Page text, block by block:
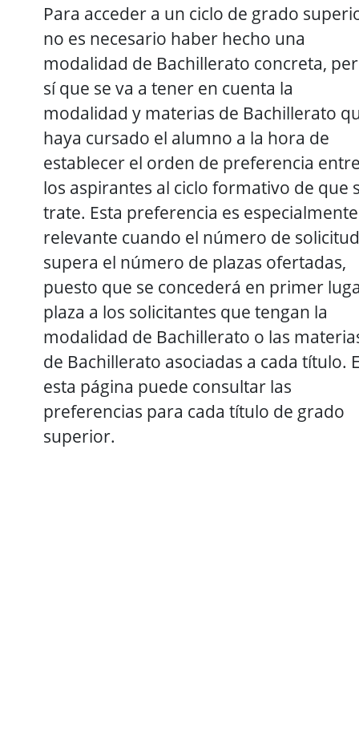
Para acceder a un ciclo de grado
no es necesario haber hecho una
modalidad de Bachillerato concreta,
sí que se va a tener en cuenta la
modalidad y materias de Bachillerato
haya cursado el alumno a la hora de
establecer el orden de preferencia
los aspirantes al ciclo formativo de que
trate. Esta preferencia es especialmente
relevante cuando el número de
supera el número de plazas ofertadas,
puesto que se concederá en primer
plaza a los solicitantes que tengan la
modalidad de Bachillerato o las
de Bachillerato asociadas a cada título.
esta página puede consultar las
preferencias para cada título de grado
superior.